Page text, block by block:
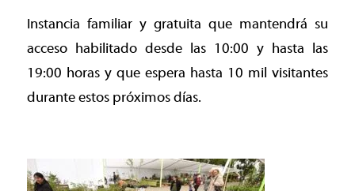
Instancia familiar y gratuita que mantendrá su
acceso habilitado desde las 10:00 y hasta las
19:00 horas y que espera hasta 10 mil visitantes
durante estos próximos días.